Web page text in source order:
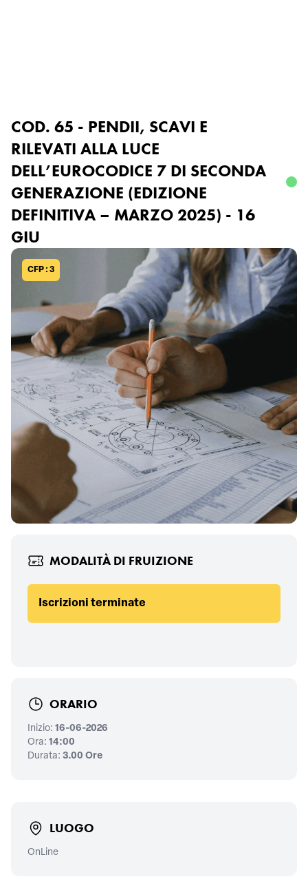
COD. 65 - PENDII, SCAVI E
RILEVATI ALLA LUCE
DELL’EUROCODICE 7 DI SECONDA
GENERAZIONE (EDIZIONE
DEFINITIVA – MARZO 2025) - 16
GIU
CFP : 3
MODALITÀ DI FRUIZIONE
Iscrizioni terminate
ORARIO
Inizio: 16-06-2026
Ora: 14:00
Durata: 3.00 Ore
LUOGO
OnLine